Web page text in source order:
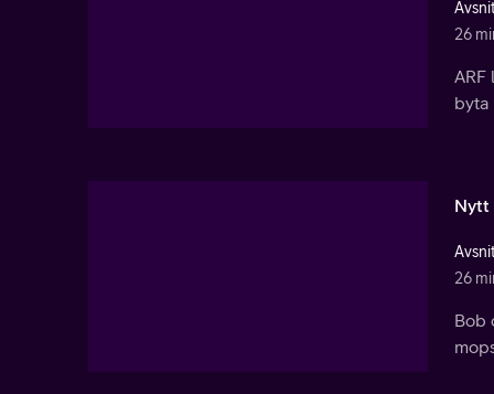
26
ARF
byta
Nytt
26
Bob